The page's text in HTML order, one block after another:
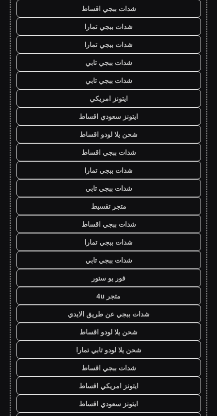
شدات ببجي اقساط
شدات ببجي تمارا
شدات ببجي تمارا
شدات ببجي تابي
شدات ببجي تابي
ايتونز امريكي
ايتونز سعودي اقساط
شحن يلا لودو اقساط
شدات ببجي اقساط
شدات ببجي تمارا
شدات ببجي تابي
متجر تقسيط
شدات ببجي اقساط
شدات ببجي تمارا
شدات ببجي تابي
فور يو ستور
متجر 4u
شدات ببجي عن طريق الايدي
شحن يلا لودو اقساط
شحن يلا لودو تابي تمارا
شدات ببجي اقساط
ايتونز امريكي اقساط
ايتونز سعودي اقساط